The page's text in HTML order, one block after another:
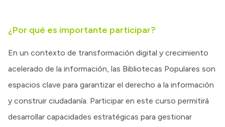
¿Por qué es importante participar?
En un contexto de transformación digital y crecimiento
acelerado de la información, las Bibliotecas Populares son
espacios clave para garantizar el derecho a la información
y construir ciudadanía. Participar en este curso permitirá
desarrollar capacidades estratégicas para gestionar